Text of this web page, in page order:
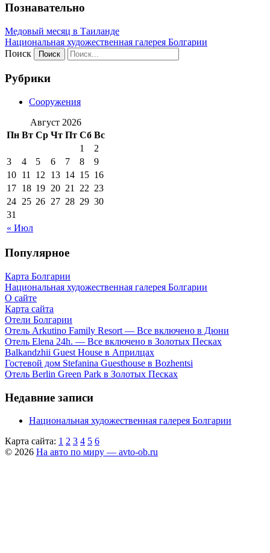
Познавательно
Медовый месяц в Таиланде
Национальная художественная галерея Болгарии
Поиск
Рубрики
Сооружения
Август 2026
Пн Вт Ср Чт Пт Сб Вс
« Июл
1
2
3
4 5 6 7 8
9
10 11 12 13 14 15 16
17 18 19 20 21 22 23
24 25 26 27 28 29 30
31
Популярное
Карта Болгарии
Национальная художественная галерея Болгарии
О сайте
Карта сайта
Отели Болгарии
Отель Arkutino Family Resort — Все включено в Дюни
Отель Elena 24h. — Все включено в Золотых Песках
Balkandzhii Guest House в Априлцах
Гостевой дом Stefanina Guesthouse в Bozhentsi
Отель Berlin Green Park в Золотых Песках
Недавние записи
Национальная художественная галерея Болгарии
Карта сайта: 1 2 3 4 5 6
© 2026 На авто по миру — avto-ob.ru